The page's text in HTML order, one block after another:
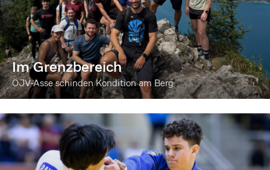
Im Grenzbereich
ÖJV-Asse schinden Kondition am Berg